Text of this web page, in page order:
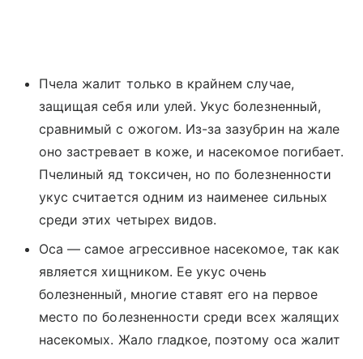
Пчела жалит только в крайнем случае,
защищая себя или улей. Укус болезненный,
сравнимый с ожогом. Из-за зазубрин на жале
оно застревает в коже, и насекомое погибает.
Пчелиный яд токсичен, но по болезненности
укус считается одним из наименее сильных
среди этих четырех видов.
Оса — самое агрессивное насекомое, так как
является хищником. Ее укус очень
болезненный, многие ставят его на первое
место по болезненности среди всех жалящих
насекомых. Жало гладкое, поэтому оса жалит